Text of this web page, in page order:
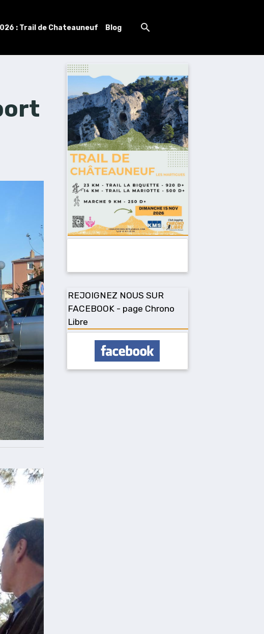
: Trail de Chateauneuf Blog
REJOIGNEZ NOUS SUR
FACEBOOK - page Chrono
Libre